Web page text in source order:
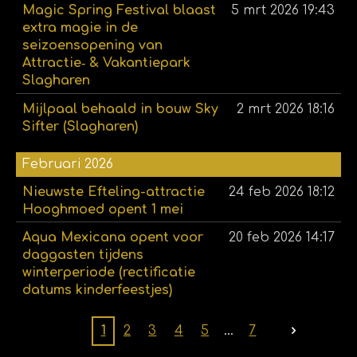
Magic Spring Festival blaast
extra magie in de
seizoensopening van
Attractie‑ & Vakantiepark
Slagharen
5 mrt 2026 19:43
Mijlpaal behaald in bouw Sky
Sifter (Slagharen)
2 mrt 2026 18:16
Februari 2026
Nieuwste Efteling-attractie
Hooghmoed opent 1 mei
24 feb 2026 18:12
Aqua Mexicana opent voor
daggasten tijdens
winterperiode (rectificatie
datums kinderfeestjes)
20 feb 2026 14:17
1 2 3 4 5 7